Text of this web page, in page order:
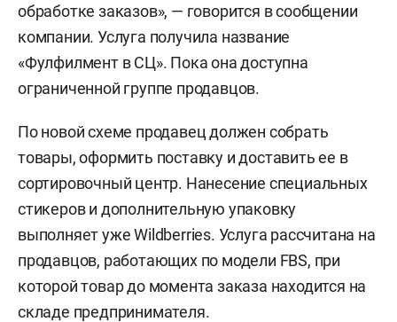
обработке заказов», — говорится в сообщении
компании. Услуга получила название
«Фулфилмент в СЦ». Пока она доступна
ограниченной группе продавцов.
По новой схеме продавец должен собрать
товары, оформить поставку и доставить ее в
сортировочный центр. Нанесение специальных
стикеров и дополнительную упаковку
выполняет уже Wildberries. Услуга рассчитана на
продавцов, работающих по модели FBS, при
которой товар до момента заказа находится на
складе предпринимателя.